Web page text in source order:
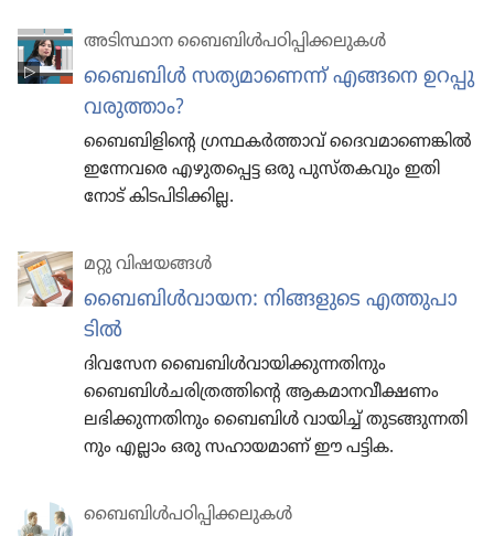
അടിസ്ഥാന ബൈബിൾപഠിപ്പിക്കലുകൾ
ബൈബിൾ സത്യമാ​ണെന്ന്‌ എങ്ങനെ ഉറപ്പു
വരുത്താം?
ബൈബി​ളി​ന്റെ ഗ്രന്ഥകർത്താവ്‌ ദൈവ​മാ​ണെ​ങ്കിൽ
ഇന്നേവരെ എഴുത​പ്പെട്ട ഒരു പുസ്‌ത​ക​വും ഇതി​
നോട്‌ കിടപി​ടി​ക്കി​ല്ല.
മറ്റു വിഷയങ്ങൾ
ബൈബിൾവാ​യന: നിങ്ങളു​ടെ എത്തുപാ​
ടിൽ
ദിവസേന ബൈബിൾവാ​യി​ക്കു​ന്ന​തി​നും
ബൈബിൾച​രി​ത്ര​ത്തി​ന്റെ ആകമാ​ന​വീ​ക്ഷണം
ലഭിക്കു​ന്ന​തി​നും ബൈബിൾ വായിച്ച്‌ തുടങ്ങു​ന്ന​തി​
നും എല്ലാം ഒരു സഹായ​മാണ്‌ ഈ പട്ടിക.
ബൈബിൾപ​ഠി​പ്പി​ക്ക​ലു​കൾ